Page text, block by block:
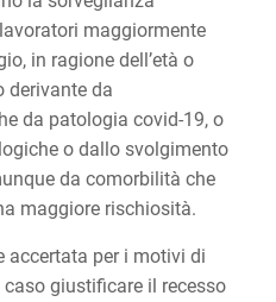
maggiormente
in ragione dell’età o
derivante da
da patologia covid-19, o
o dallo svolgimento
da comorbilità che
maggiore rischiosità.
accertata per i motivi di
giustificare il recesso